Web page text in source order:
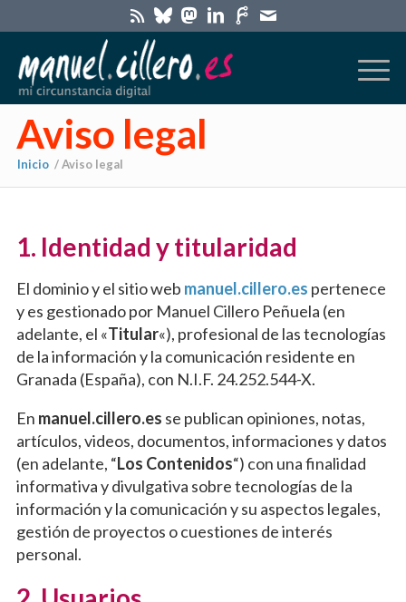
Aviso legal
Inicio /Aviso legal
1. Identidad y titularidad
El dominio y el sitio web manuel.cillero.es pertenece
y es gestionado por Manuel Cillero Peñuela (en
adelante, el «Titular«), profesional de las tecnologías
de la información y la comunicación residente en
Granada (España), con N.I.F. 24.252.544-X.
En manuel.cillero.es se publican opiniones, notas,
artículos, videos, documentos, informaciones y datos
(en adelante, “Los Contenidos“) con una finalidad
informativa y divulgativa sobre tecnologías de la
información y la comunicación y su aspectos legales,
gestión de proyectos o cuestiones de interés
personal.